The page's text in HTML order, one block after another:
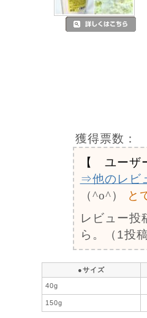
獲得票数：
【 ユーザ
⇒他のレビ
（^o^）
と
レビュー投
ら。（1投
●サイズ
40g
150g